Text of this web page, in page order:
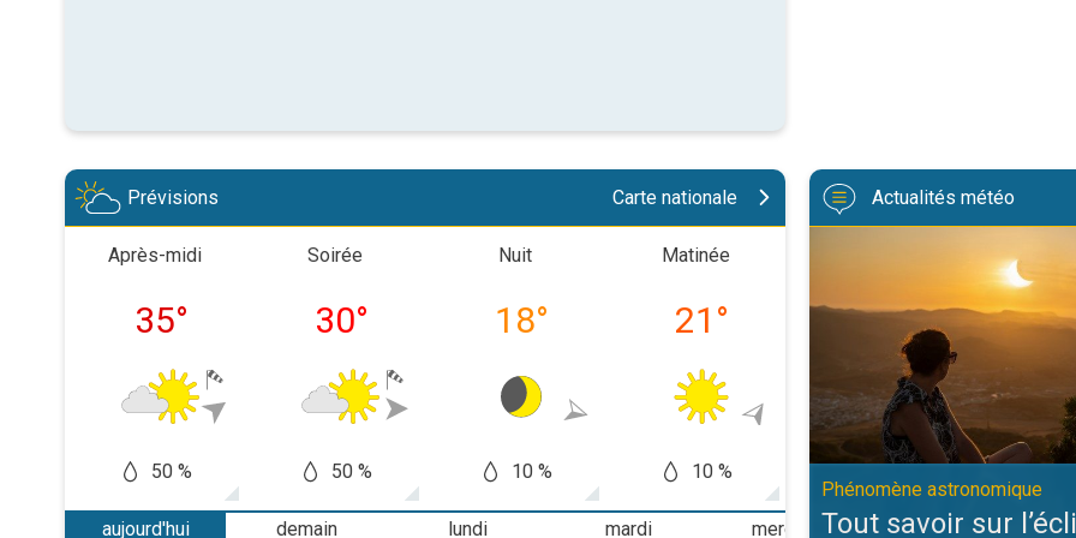
Prévisions Carte nationale
Après-midi
35°
50 %
Soirée
30°
50 %
Nuit
18°
10 %
Matinée
21 °
10 %
33°
5 %
30
0
aujourd'hui
demain
lundi
mardi
mercredi
jeudi
Actualités météo
Phénomène astronomique
Tout savoir sur